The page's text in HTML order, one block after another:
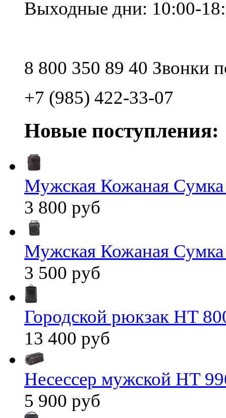
Выходные дни: 10:00-
8 800 350 89 40 Звонки
+7 (985) 422-33-07
Новые поступления:
Мужская Кожаная
3 800 руб
Мужская Кожаная
3 500 руб
Городской рюкзак HT
13 400 руб
Несессер мужской HT
5 900 руб